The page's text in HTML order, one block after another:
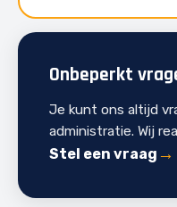
Onbeperkt
Je kunt ons altijd
administratie. Wij
Stel een vraag